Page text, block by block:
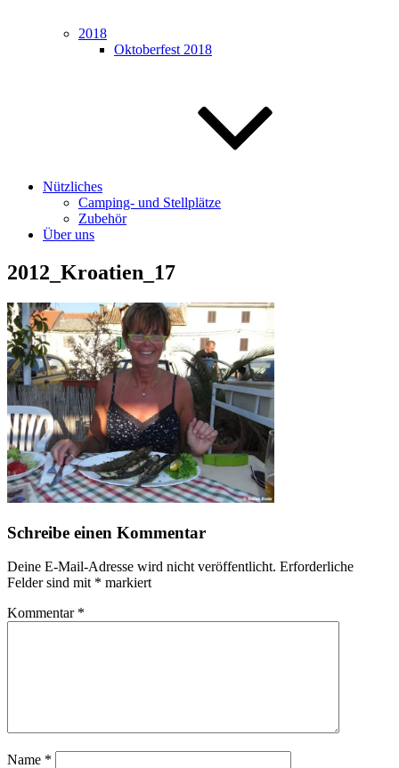
2018
Oktoberfest 2018
Nützliches
Camping- und Stellplätze
Zubehör
Über uns
2012_Kroatien_17
Schreibe einen Kommentar
Deine E-Mail-Adresse wird nicht veröffentlicht. Erforderliche
Felder sind mit * markiert
Kommentar *
Name *